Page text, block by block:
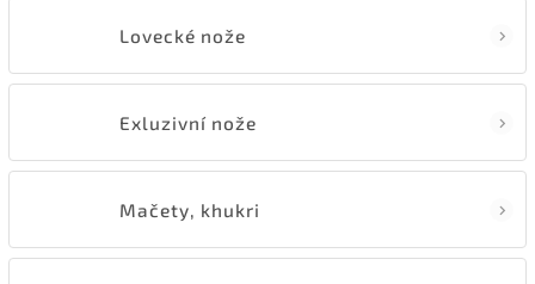
Lovecké nože
Exluzivní nože
Mačety, khukri